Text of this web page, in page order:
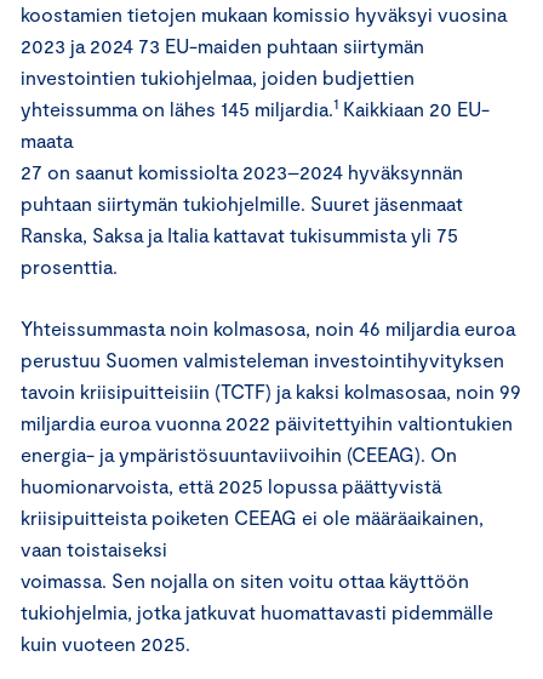
koostamien tietojen mukaan komissio hyväksyi vuosina
2023 ja 2024 73 EU-maiden puhtaan siirtymän
investointien tukiohjelmaa, joiden budjettien
yhteissumma on lähes 145 miljardia.1 Kaikkiaan 20 EU-
maata
27 on saanut komissiolta 2023–2024 hyväksynnän
puhtaan siirtymän tukiohjelmille. Suuret jäsenmaat
Ranska, Saksa ja Italia kattavat tukisummista yli 75
prosenttia.
Yhteissummasta noin kolmasosa, noin 46 miljardia euroa
perustuu Suomen valmisteleman investointihyvityksen
tavoin kriisipuitteisiin (TCTF) ja kaksi kolmasosaa, noin 99
miljardia euroa vuonna 2022 päivitettyihin valtiontukien
energia- ja ympäristösuuntaviivoihin (CEEAG). On
huomionarvoista, että 2025 lopussa päättyvistä
kriisipuitteista poiketen CEEAG ei ole määräaikainen,
vaan toistaiseksi
voimassa. Sen nojalla on siten voitu ottaa käyttöön
tukiohjelmia, jotka jatkuvat huomattavasti pidemmälle
kuin vuoteen 2025.